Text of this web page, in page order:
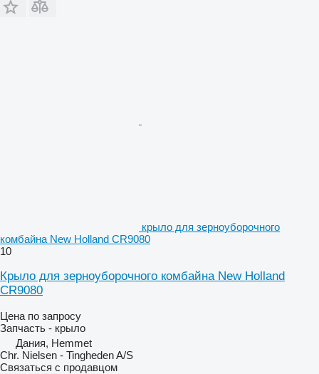
крыло для зерноуборочного
комбайна New Holland CR9080
10
Крыло для зерноуборочного комбайна New Holland
CR9080
Цена по запросу
Запчасть - крыло
Дания, Hemmet
Chr. Nielsen - Tingheden A/S
Связаться с продавцом